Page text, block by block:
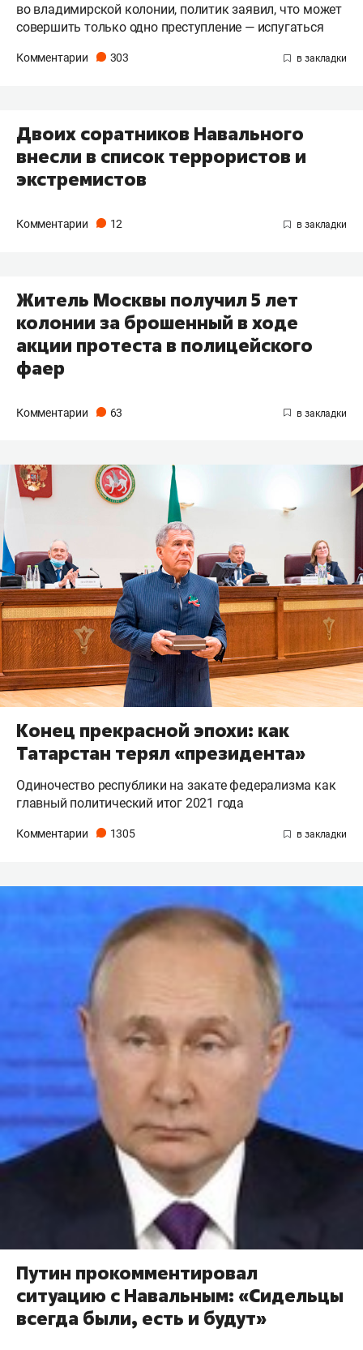
во владимирской колонии, политик заявил, что может
совершить только одно преступление — испугаться
Комментарии 303
Двоих соратников Навального
внесли в список террористов и
экстремистов
Комментарии 12
Житель Москвы получил 5 лет
колонии за брошенный в ходе
акции протеста в полицейского
фаер
Комментарии 63
Конец прекрасной эпохи: как
Татарстан терял «президента»
Одиночество республики на закате федерализма как
главный политический итог 2021 года
Комментарии 1305
Путин прокомментировал
ситуацию с Навальным: «Сидельцы
всегда были, есть и будут»